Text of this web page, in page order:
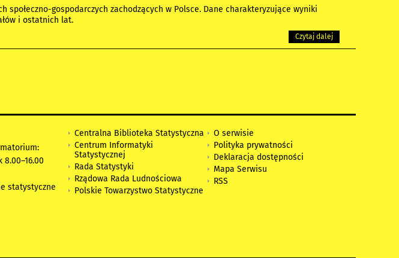
społeczno-gospodarczych zachodzących w Polsce. Dane charakteryzujące wyniki
i ostatnich lat.
Czytaj dalej
8.00–16.00
statystyczne
Centralna Biblioteka Statystyczna
Centrum Informatyki
Statystycznej
Rada Statystyki
Rządowa Rada Ludnościowa
Polskie Towarzystwo Statystyczne
O serwisie
Polityka prywatności
Deklaracja dostępności
Mapa Serwisu
RSS